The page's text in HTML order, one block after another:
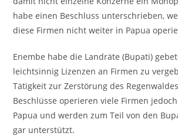
habe einen Beschluss unterschrieben,
diese Firmen nicht weiter in Papua
Enembe habe die Landräte (Bupati)
leichtsinnig Lizenzen an Firmen zu
Tätigkeit zur Zerstörung des
Beschlüsse operieren viele Firmen
Papua und werden zum Teil von den
gar unterstützt.